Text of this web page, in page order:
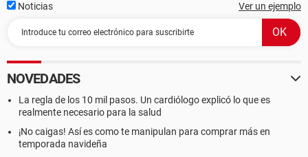
Noticias Ver un ejemplo
NOVEDADES
La regla de los 10 mil pasos. Un cardiólogo explicó lo que es
realmente necesario para la salud
¡No caigas! Así es como te manipulan para comprar más en
temporada navideña